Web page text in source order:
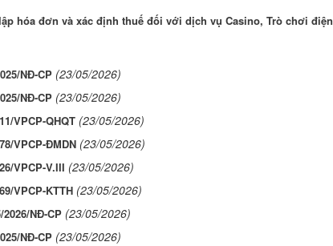
hóa đơn và xác định thuế đối với dịch vụ Casino, Trò chơi điện
NĐ-CP (23/05/2026)
NĐ-CP (23/05/2026)
VPCP-QHQT (23/05/2026)
VPCP-ĐMDN (23/05/2026)
VPCP-V.III (23/05/2026)
VPCP-KTTH (23/05/2026)
NĐ-CP (23/05/2026)
NĐ-CP (23/05/2026)